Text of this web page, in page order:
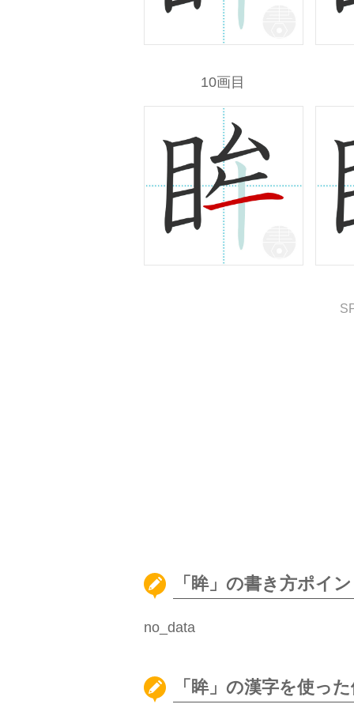
10画目
「眸」の書き方ポイ
no_data
「眸」の漢字を使っ